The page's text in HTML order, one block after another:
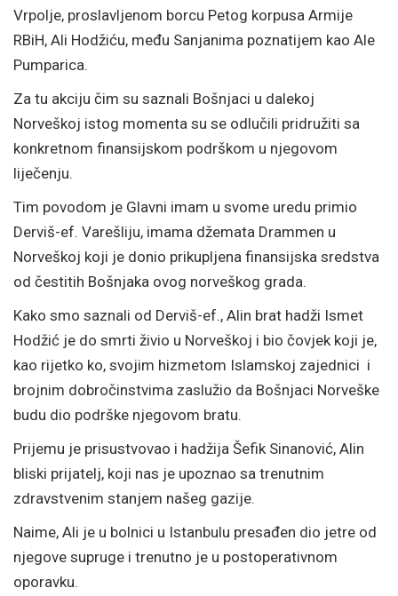
Vrpolje, proslavljenom borcu Petog korpusa Armije
RBiH, Ali Hodžiću, među Sanjanima poznatijem kao Ale
Pumparica.
Za tu akciju čim su saznali Bošnjaci u dalekoj
Norveškoj istog momenta su se odlučili pridružiti sa
konkretnom finansijskom podrškom u njegovom
liječenju.
Tim povodom je Glavni imam u svome uredu primio
Derviš-ef. Varešliju, imama džemata Drammen u
Norveškoj koji je donio prikupljena finansijska sredstva
od čestitih Bošnjaka ovog norveškog grada.
Kako smo saznali od Derviš-ef., Alin brat hadži Ismet
Hodžić je do smrti živio u Norveškoj i bio čovjek koji je,
kao rijetko ko, svojim hizmetom Islamskoj zajednici i
brojnim dobročinstvima zaslužio da Bošnjaci Norveške
budu dio podrške njegovom bratu.
Prijemu je prisustvovao i hadžija Šefik Sinanović, Alin
bliski prijatelj, koji nas je upoznao sa trenutnim
zdravstvenim stanjem našeg gazije.
Naime, Ali je u bolnici u Istanbulu presađen dio jetre od
njegove supruge i trenutno je u postoperativnom
oporavku.